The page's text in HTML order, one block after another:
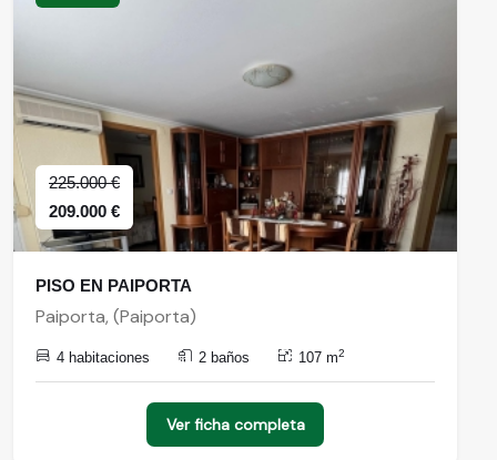
225.000 €
209.000 €
PISO EN PAIPORTA
Paiporta, (Paiporta)
4 habitaciones 2 baños 107 m2
Ver ficha completa